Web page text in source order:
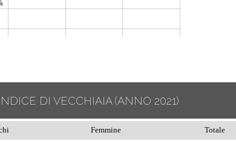
DI VECCHIAIA(ANNO 2021)
Femmine Totale